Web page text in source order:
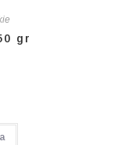
gr